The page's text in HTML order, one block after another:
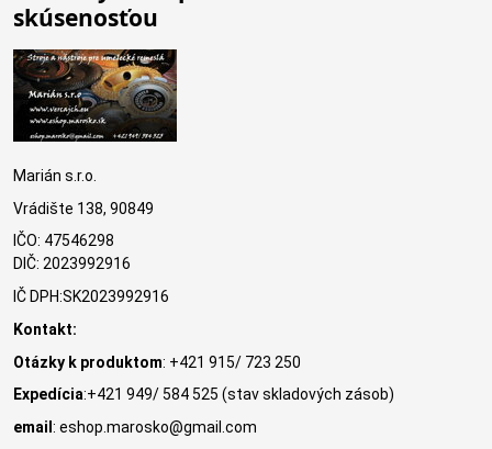
skúsenosťou
Marián s.r.o.
Vrádište 138, 90849
IČO: 47546298
DIČ: 2023992916
IČ DPH:SK2023992916
Kontakt:
Otázky k produktom: +421 915/ 723 250
Expedícia:+421 949/ 584 525 (stav skladových zásob)
email : eshop.marosko@gmail.com